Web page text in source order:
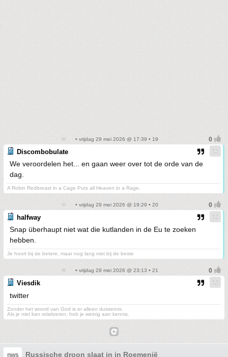
• vrijdag 29 mei 2026 @ 17:39 • 19
Discombobulate
We veroordelen het... en gaan weer over tot de orde van de
dag.
A Robin Redbreast in a Cage Puts all Heaven in a Rage.
• vrijdag 29 mei 2026 @ 19:29 • 20
halfway
Snap überhaupt niet wat die kutlanden in de Eu te zoeken
hebben.
Je hoort bij de betere, maar nog lang niet bij de beste
• vrijdag 29 mei 2026 @ 23:13 • 21
Viesdik
twitter
Zonder het woord van God is er alleen duisternis.
Als je niet kan relativeren, heb je weinig aan kennis.
nws Russische droon slaat in in Roemenië